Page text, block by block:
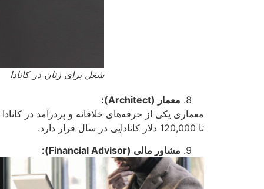
شغل برای زنان در کانادا
معمار (Architect
):
تا 120,000 دلار کانادایی در سال قرار دارد.
مشاور مالی (Financial Advisor
):